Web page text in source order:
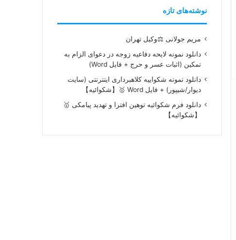
نوشته‌های تازه
مریم جولانی ⚖️وکیل تهران
دانلود نمونه لایحه دفاعیه زوجه در دعوای الزام به
تمکین (اثبات عسر و حرج + فایل Word)
دانلود نمونه شکواییه کلاهبرداری اینترنتی (سایت
دیوار/شیپور) + فایل Word 🥇【شکوائیه】
دانلود فرم شکوائیه توهین افترا و تهدید پیامکی 🥇
【شکوائیه】